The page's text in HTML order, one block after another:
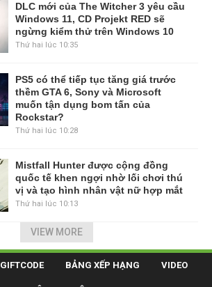
DLC mới của The Witcher 3 yêu cầu
Windows 11, CD Projekt RED sẽ
ngừng kiểm thử trên Windows 10
Thứ hai lúc 10:35
PS5 có thể tiếp tục tăng giá trước
thềm GTA 6, Sony và Microsoft
muốn tận dụng bom tấn của
Rockstar?
Thứ hai lúc 10:28
Mistfall Hunter được cộng đồng
quốc tế khen ngợi nhờ lối chơi thú
vị và tạo hình nhân vật nữ hợp mắt
Thứ hai lúc 10:13
VIEW MORE
GIFTCODE BẢNG XẾP HẠNG VIDEO